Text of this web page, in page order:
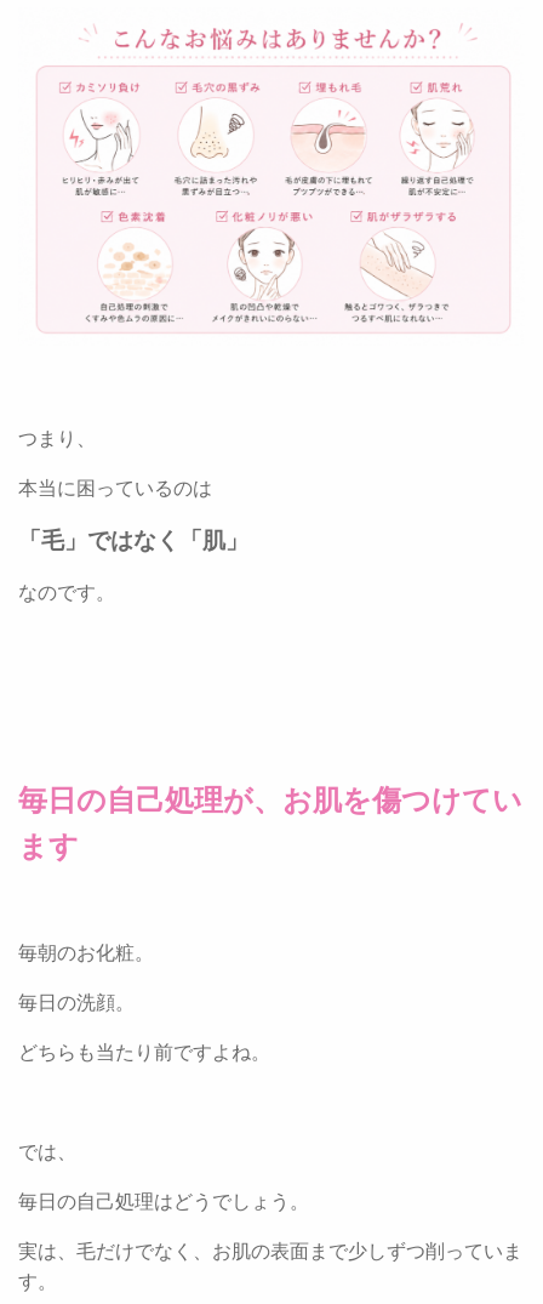
つまり、
本当に困っているのは
「毛」ではなく「肌」
なのです。
毎日の自己処理が、お肌を傷つけてい
ます
毎朝のお化粧。
毎日の洗顔。
どちらも当たり前ですよね。
では、
毎日の自己処理はどうでしょう。
実は、毛だけでなく、お肌の表面まで少しずつ削っていま
す。